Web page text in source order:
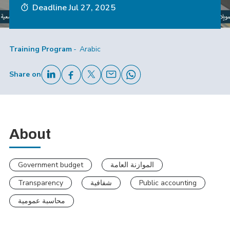
DeadlineJul 27, 2025
Training Program Arabic
Share on
About
Government budget
الموازنة العامة
Transparency
شفافية
Public accounting
محاسبة عمومية